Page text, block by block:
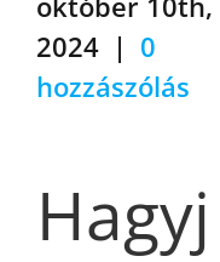
2024 | 0
hozzászólás